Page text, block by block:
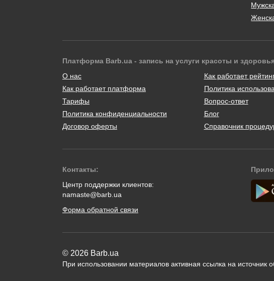
Платформа Barb.ua - запись на услуги красоты и
О нас
Как работает платформа
Тарифы
Политика конфиденциальности
Договор оферты
Как работает
Политика
Вопрос-ответ
Блог
Справочник
Контакты:
Центр поддержки клиентов:
namaste@barb.ua
Форма обратной связи
© 2026 Barb.ua
При использовании материалов активная ссылка на источник